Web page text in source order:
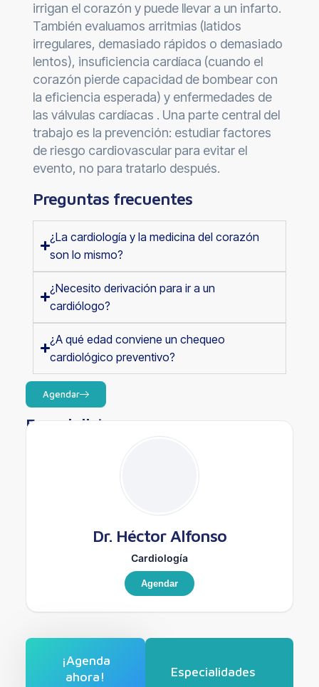
irrigan el corazón y puede llevar a un infarto.
También evaluamos arritmias (latidos
irregulares, demasiado rápidos o demasiado
lentos), insuficiencia cardíaca (cuando el
corazón pierde capacidad de bombear con
la eficiencia esperada) y enfermedades de
las válvulas cardíacas . Una parte central del
trabajo es la prevención: estudiar factores
de riesgo cardiovascular para evitar el
evento, no para tratarlo después.
Preguntas frecuentes
¿La cardiología y la medicina del corazón
son lo mismo?
¿Necesito derivación para ir a un
cardiólogo?
¿A qué edad conviene un chequeo
cardiológico preventivo?
Agendar
Especialistas
Dr. Héctor Alfonso
Cardiología
Agendar
¡Agenda
ahora!
Especialidades